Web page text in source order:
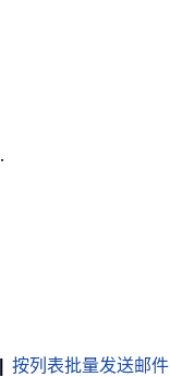
按列表批量发送邮件